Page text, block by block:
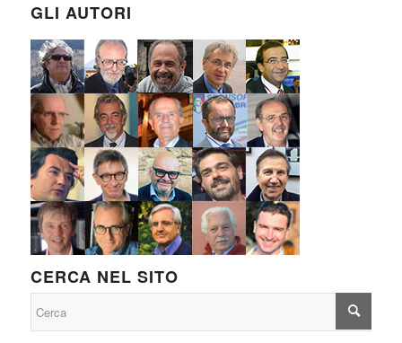
GLI AUTORI
CERCA NEL SITO